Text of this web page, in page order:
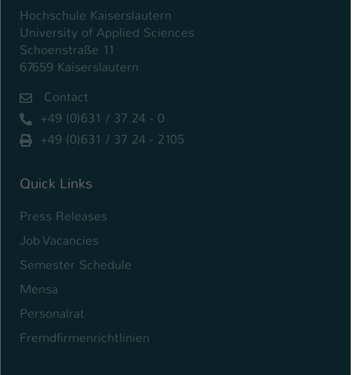
Hochschule Kaiserslautern
University of Applied Sciences
Schoenstraße 11
67659 Kaiserslautern
Contact
+49 (0)631 / 37 24 - 0
+49 (0)631 / 37 24 - 2105
Quick Links
Press Releases
Job Vacancies
Semester Schedule
Mensa
Personalrat
Fremdfirmenrichtlinien